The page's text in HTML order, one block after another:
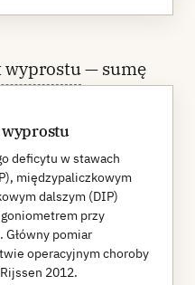
wyprostu
wyprostu
deficytu w stawach
międzypaliczkowym
dalszym (DIP)
przy
pomiar
operacyjnym choroby
2012.
— sumę
w stawie
(MCP),
(PIP) i
(DIP) danego
przy
TPED stanowi
RCT van